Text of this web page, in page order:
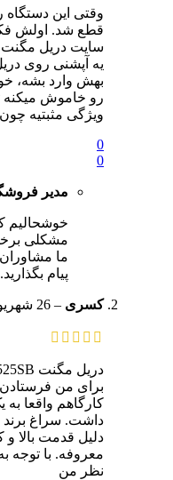
وقتی این دستگاه
قطع شد. اولش
سایت دریل
یه آپشنی روی
بهش وارد بشه،
رو خاموش میکنه
ویژگی مثبتیه
0
0
مدیر
خوشحالیم
مشکلی
ما
پیام بگذارید.
کسری – 26 شهریور 1401
برای من
کارگاهم واقعا به
داشت. سراغ برند
دلیل قدمت بالا و
معروفه. با توجه
نظر من